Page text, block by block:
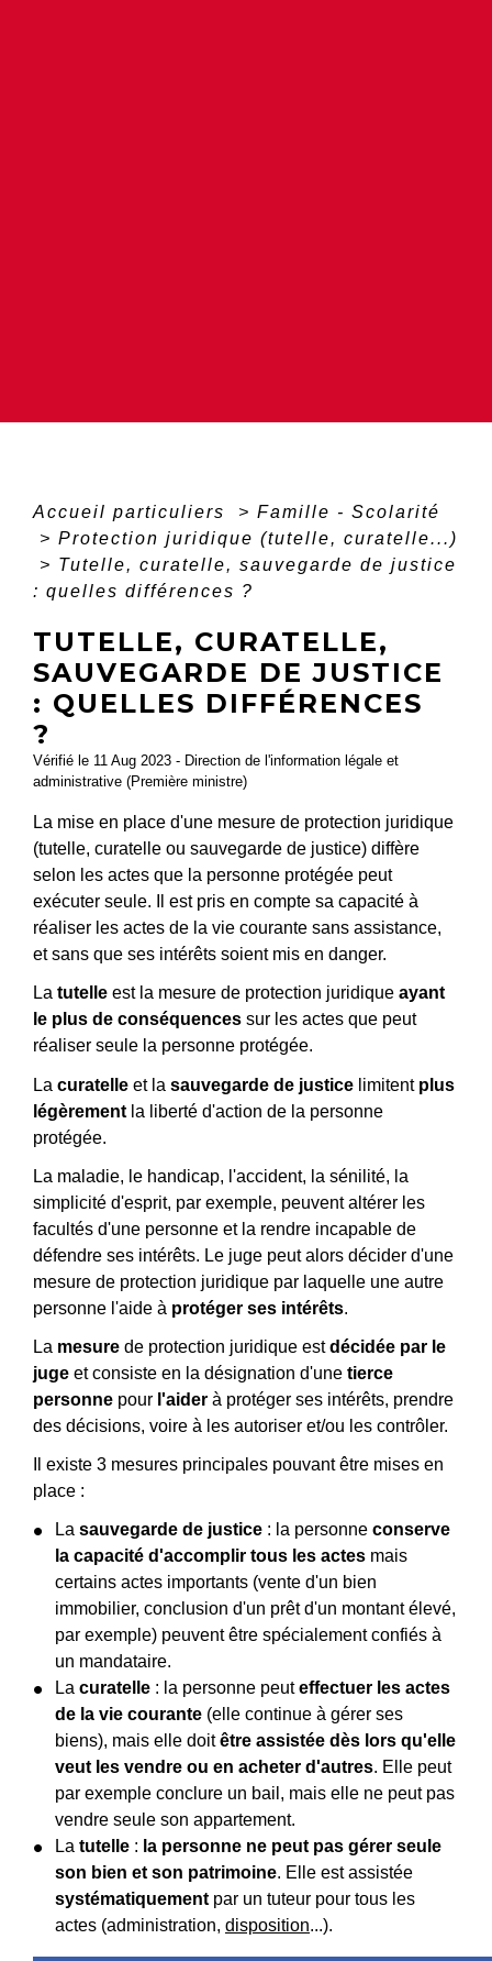
Accueil particuliers > Famille - Scolarité
> Protection juridique (tutelle, curatelle...)
> Tutelle, curatelle, sauvegarde de justice
: quelles différences ?
TUTELLE, CURATELLE,
SAUVEGARDE DE JUSTICE
: QUELLES DIFFÉRENCES
?
Vérifié le 11 Aug 2023 - Direction de l'information légale et
administrative (Première ministre)
La mise en place d'une mesure de protection juridique
(tutelle, curatelle ou sauvegarde de justice) diffère
selon les actes que la personne protégée peut
exécuter seule. Il est pris en compte sa capacité à
réaliser les actes de la vie courante sans assistance,
et sans que ses intérêts soient mis en danger.
La tutelle est la mesure de protection juridique ayant
le plus de conséquences sur les actes que peut
réaliser seule la personne protégée.
La curatelle et la sauvegarde de justice limitent plus
légèrement la liberté d'action de la personne
protégée.
La maladie, le handicap, l'accident, la sénilité, la
simplicité d'esprit, par exemple, peuvent altérer les
facultés d'une personne et la rendre incapable de
défendre ses intérêts. Le juge peut alors décider d'une
mesure de protection juridique par laquelle une autre
personne l'aide à protéger ses intérêts.
La mesure de protection juridique estdécidée par le
juge et consiste en la désignation d'une tierce
personne pour l'aider à protéger ses intérêts, prendre
des décisions, voire à les autoriser et/ou les contrôler.
Il existe 3 mesures principales pouvant être mises en
place :
La sauvegarde de justice : la personne conserve
la capacité d'accomplir tous les actes mais
certains actes importants (vente d'un bien
immobilier, conclusion d'un prêt d'un montant élevé,
par exemple) peuvent être spécialement confiés à
un mandataire.
La curatelle : la personne peuteffectuer les actes
de la vie courante (elle continue à gérer ses
biens), mais elle doitêtre assistée dès lors qu'elle
veut les vendre ou en acheter d'autres. Elle peut
par exemple conclure un bail, mais elle ne peut pas
vendre seule son appartement.
La tutelle : la personne ne peut pas gérer seule
son bien et son patrimoine. Elle est assistée
systématiquement par un tuteur pour tous les
actes (administration, disposition...).